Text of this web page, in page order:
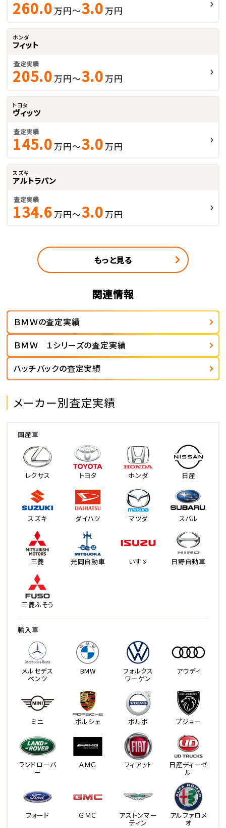
260.0 万円～3.0 万円
ホンダ
フィット
査定実績
205.0 万円～3.0 万円
トヨタ
ヴィッツ
査定実績
145.0 万円～3.0 万円
スズキ
アルトラパン
査定実績
134.6 万円～3.0 万円
もっと見る
関連情報
ＢＭＷの査定実績
ＢＭＷ １シリーズの査定実績
ハッチバックの査定実績
メーカー別査定実績
国産車
レクサス トヨタ ホンダ 日産
スズキ ダイハツ マツダ スバル
三菱 光岡自動車 いすゞ 日野自動車
三菱ふそう
輸入車
メルセデス
ベンツ
BMW フォルクス
ワーゲン
アウディ
ミニ ポルシェ ボルボ プジョー
ランドローバ
ー
ＡＭＧ フィアット 日産ディーゼ
ル
フォード ＧＭＣ アストンマー
ティン
アルファロメ
オ